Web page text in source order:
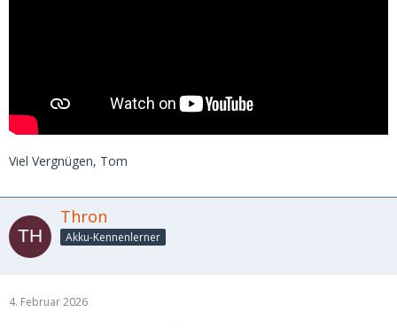
Viel Vergnügen, Tom
Thron
Akku-Kennenlerner
4. Februar 2026